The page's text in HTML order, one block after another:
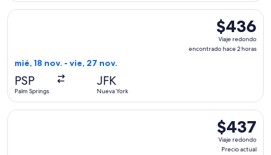
$436
Viaje
redondo,
$436
Viaje redondo
encontrado hace 2 horas
mié, 18 nov. - vie, 27 nov.
PSP
Palm Springs
JFK
Nueva York
Seleccionar vuelo de Bargain Flight, con salida el mié, 18
$437
Viaje
redondo,
$437
Viaje redondo
Precio actual
Seleccionar vuelo de Alaska Airlines, con salida el sáb, 5